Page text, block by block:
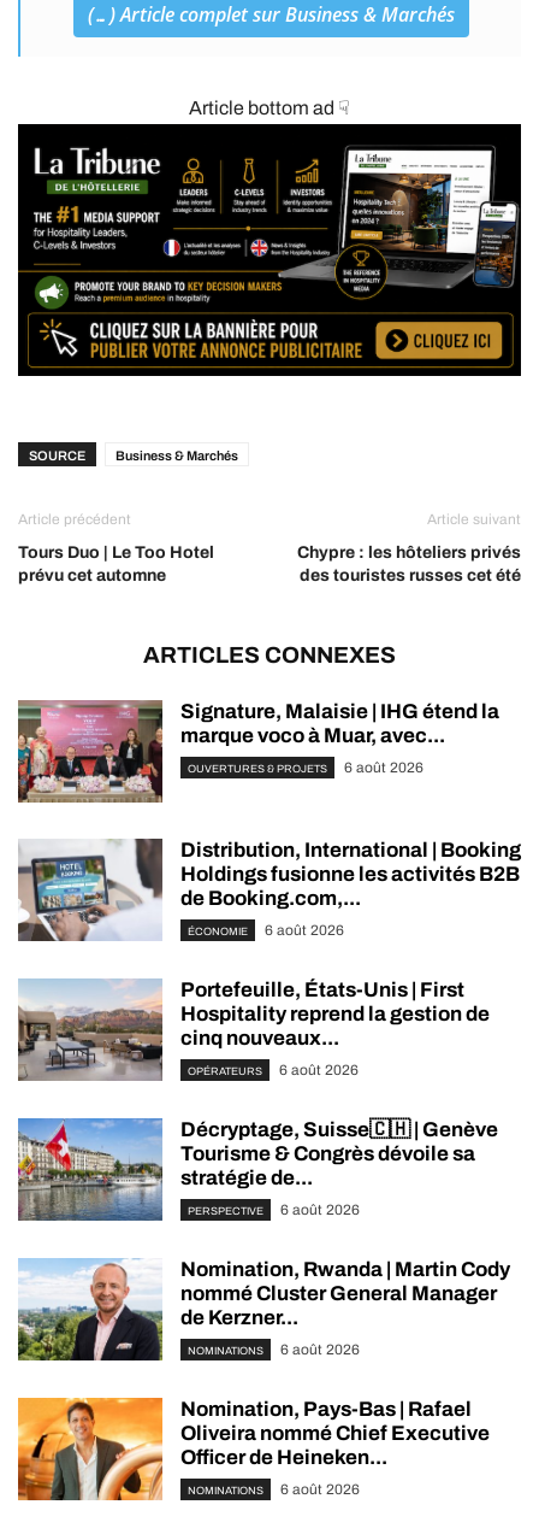
(…) Article complet sur Business & Marchés
Article bottom ad ☟
SOURCE Business & Marchés
Article précédent
Tours Duo | Le Too Hotel
prévu cet automne
Article suivant
Chypre : les hôteliers privés
des touristes russes cet été
ARTICLES CONNEXES
Signature, Malaisie | IHG étend la
marque voco à Muar, avec...
OUVERTURES & PROJETS 6 août 2026
Distribution, International | Booking
Holdings fusionne les activités B2B
de Booking.com,...
ÉCONOMIE 6 août 2026
Portefeuille, États-Unis | First
Hospitality reprend la gestion de
cinq nouveaux...
OPÉRATEURS 6 août 2026
Décryptage, Suisse🇨🇭 | Genève
Tourisme & Congrès dévoile sa
stratégie de...
PERSPECTIVE 6 août 2026
Nomination, Rwanda | Martin Cody
nommé Cluster General Manager
de Kerzner...
NOMINATIONS 6 août 2026
Nomination, Pays-Bas | Rafael
Oliveira nommé Chief Executive
Officer de Heineken...
NOMINATIONS 6 août 2026